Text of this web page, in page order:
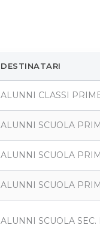
DESTINATARI
ALUNNI CLASSI
ALUNNI SCUOLA
ALUNNI SCUOLA
ALUNNI SCUOLA
ALUNNI SCUOLA